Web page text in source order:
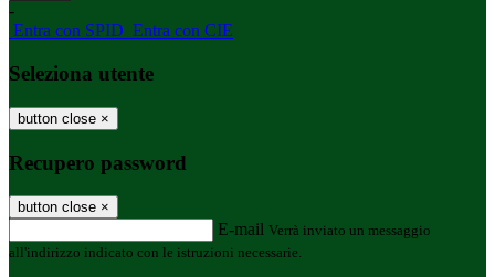
-
Entra con SPID Entra con CIE
Seleziona utente
button close ×
Recupero password
button close ×
E-mail Verrà inviato un messaggio
all'indirizzo indicato con le istruzioni necessarie.